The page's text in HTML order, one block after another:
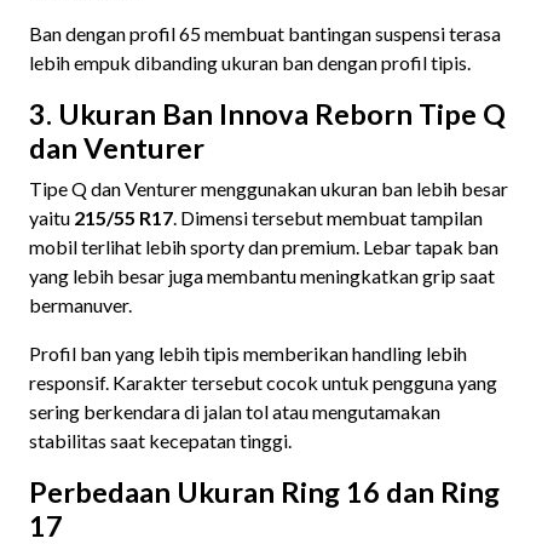
Ban dengan profil 65 membuat bantingan suspensi terasa
lebih empuk dibanding ukuran ban dengan profil tipis.
3. Ukuran Ban Innova Reborn Tipe Q
dan Venturer
Tipe Q dan Venturer menggunakan ukuran ban lebih besar
yaitu 215/55 R17 . Dimensi tersebut membuat tampilan
mobil terlihat lebih sporty dan premium. Lebar tapak ban
yang lebih besar juga membantu meningkatkan grip saat
bermanuver.
Profil ban yang lebih tipis memberikan handling lebih
responsif. Karakter tersebut cocok untuk pengguna yang
sering berkendara di jalan tol atau mengutamakan
stabilitas saat kecepatan tinggi.
Perbedaan Ukuran Ring 16 dan Ring
17